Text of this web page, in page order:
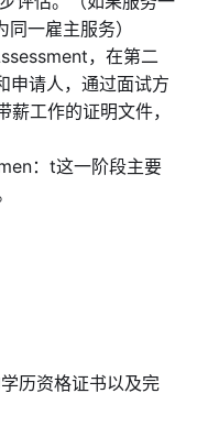
一雇主服务）
，在第二
申请人，通过面试方
工作的证明文件，
：t这一阶段主要
历资格证书以及完